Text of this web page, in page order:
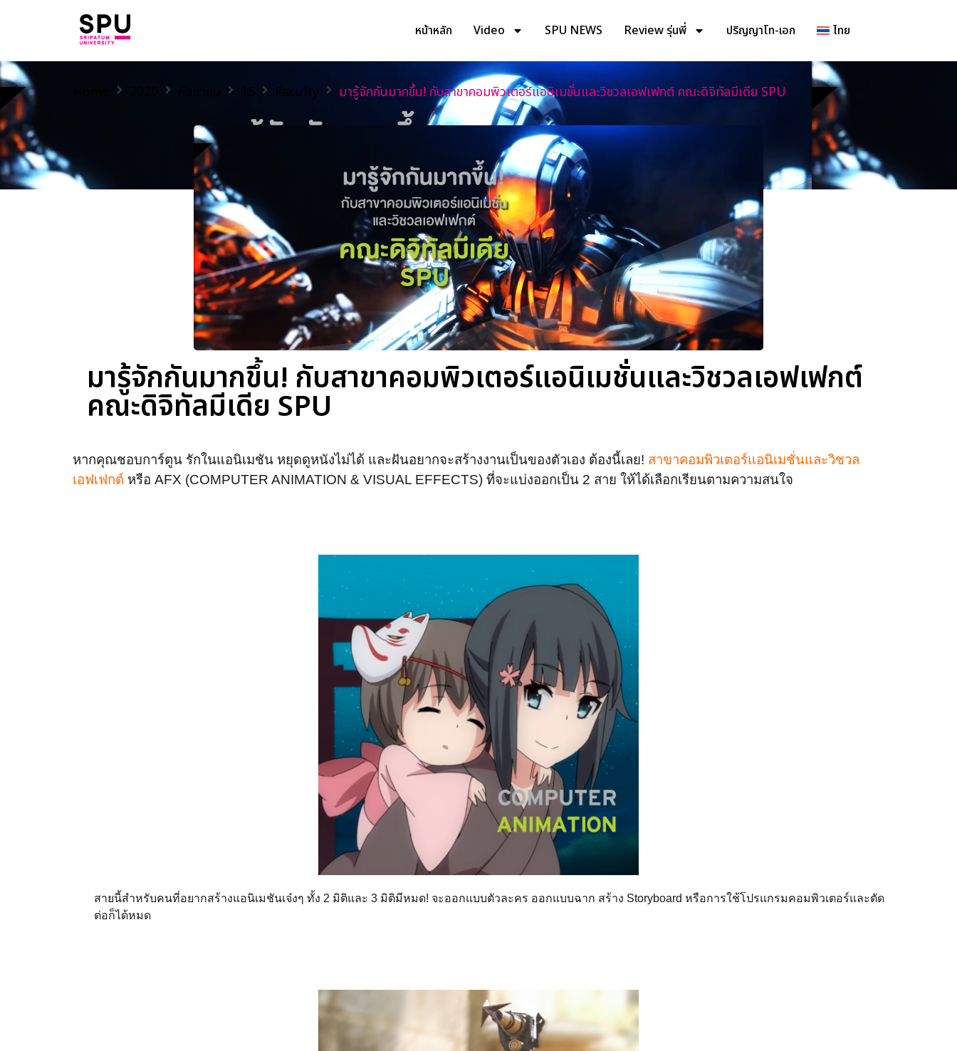
หน้าหลัก Video SPU NEWS Review รุ่นพี่ ปริญญาโท-เอก ไทย
Faculty มารู้จักกันมากขึ้น! กับสาขาคอมพิวเตอร์แอนิเมชั่นและวิชวลเอฟเฟกต์ คณะดิจิทัลมีเดีย SPU
มารู้จักกันมากขึ้น! กับสาขาคอมพิวเตอร์แอนิเมชั่นและวิชวลเอฟเฟกต์
คณะดิจิทัลมีเดีย SPU
หากคุณชอบการ์ตูน รักในแอนิเมชัน หยุดดูหนังไม่ได้ และฝันอยากจะสร้างงานเป็นของตัวเอง ต้องนี้เลย! สาขาคอมพิวเตอร์แอนิเมชั่นและวิชวล
เอฟเฟกต์ หรือ AFX (COMPUTER ANIMATION & VISUAL EFFECTS) ที่จะแบ่งออกเป็น 2 สาย ให้ได้เลือกเรียนตามความสนใจ
สายนี้สำหรับคนที่อยากสร้างแอนิเมชันเจ๋งๆ ทั้ง 2 มิติและ 3 มิติมีหมด! จะออกแบบตัวละคร ออกแบบฉาก สร้าง Storyboard หรือการใช้โปรแกรมคอมพิวเตอร์และตัด
ต่อก็ได้หมด